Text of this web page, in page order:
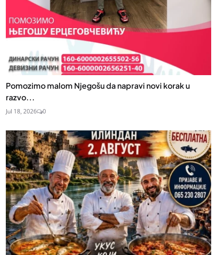
Pomozimo malom Njegošu da napravi novi korak u
razvo...
Jul 18, 2026 0